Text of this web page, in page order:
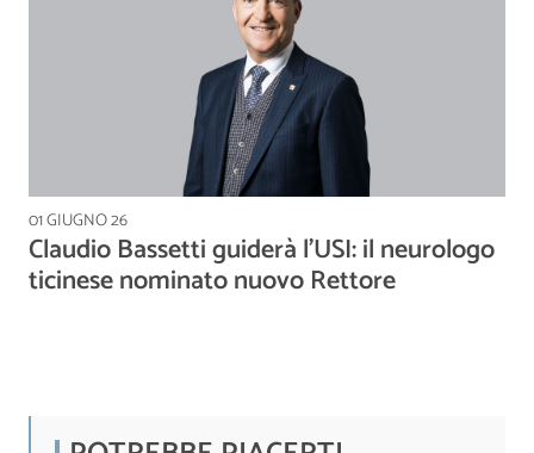
01 GIUGNO 26
Claudio Bassetti guiderà l’USI: il neurologo
ticinese nominato nuovo Rettore